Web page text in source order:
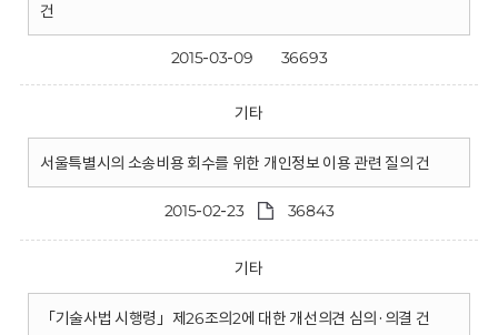
건
2015-03-09 36693
기타
서울특별시의 소송비용 회수를 위한 개인정보 이용 관련 질의 건
2015-02-23 36843
기타
「기술사법 시행령」제26조의2에 대한 개선의견 심의·의결 건